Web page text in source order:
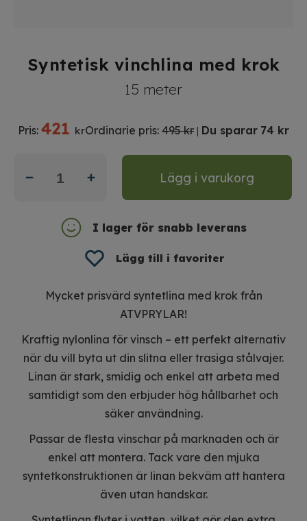
Syntetisk vinchlina med krok
15 meter
Pris: 421 krOrdinarie pris: 495 kr | Du sparar 74 kr
Lägg i varukorg
I lager för snabb leverans
Lägg till i favoriter
Mycket prisvärd syntetlina med krok från
ATVPRYLAR!
Kraftig nylonlina för vinsch – ett perfekt alternativ
när du vill byta ut din slitna eller trasiga stålvajer.
Linan är stark, smidig och enkel att arbeta med
samtidigt som den erbjuder hög hållbarhet och
säker användning.
Passar de flesta vinschar på marknaden och är
enkel att montera. Tack vare den mjuka
syntetkonstruktionen är linan bekväm att hantera
även utan handskar.